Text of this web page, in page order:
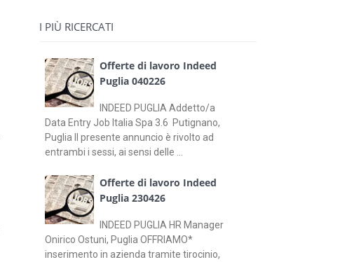
I PIÙ RICERCATI
Offerte di lavoro Indeed
Puglia 040226
INDEED PUGLIA Addetto/a
Data Entry Job Italia Spa 3.6 Putignano,
Puglia Il presente annuncio è rivolto ad
entrambi i sessi, ai sensi delle ...
Offerte di lavoro Indeed
Puglia 230426
INDEED PUGLIA HR Manager
Onirico Ostuni, Puglia OFFRIAMO*
inserimento in azienda tramite tirocinio,